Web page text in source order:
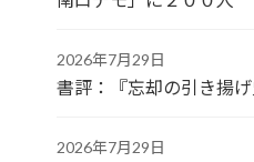
2026年7月29日
書評：『忘却の引き揚げ
2026年7月29日